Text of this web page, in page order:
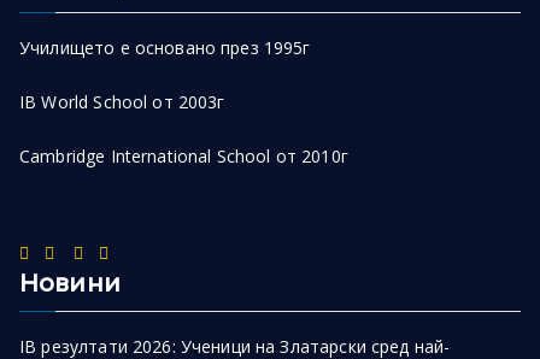
Училището е основано през 1995г
IB World School от 2003г
Cambridge International School от 2010г
Новини
IB резултати 2026: Ученици на Златарски сред най-